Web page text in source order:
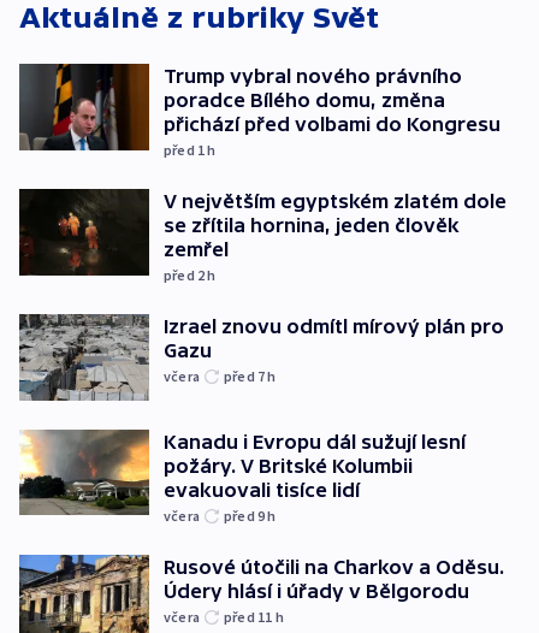
Aktuálně z rubriky Svět
Trump vybral nového právního
poradce Bílého domu, změna
přichází před volbami do Kongresu
před 1h
V největším egyptském zlatém dole
se zřítila hornina, jeden člověk
zemřel
před 2h
Izrael znovu odmítl mírový plán pro
Gazu
včera před 7h
Kanadu i Evropu dál sužují lesní
požáry. V Britské Kolumbii
evakuovali tisíce lidí
včera před 9h
Rusové útočili na Charkov a Oděsu.
Údery hlásí i úřady v Bělgorodu
včera před 11 h